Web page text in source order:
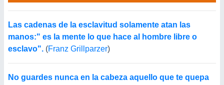
Las cadenas de la esclavitud solamente atan las
manos:" es la mente lo que hace al hombre libre o
esclavo". (Franz Grillparzer)
No guardes nunca en la cabeza aquello que te quepa